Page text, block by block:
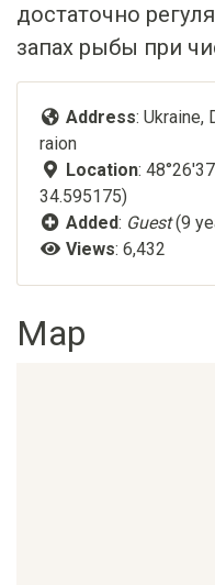
достаточно
запах рыбы при
Address: Ukraine,
raion
Location:
34.595175)
Added: Guest(9
Views: 6,432
Map